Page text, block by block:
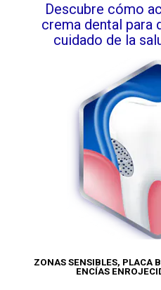
Descubre cómo
crema dental para
cuidado de la
ZONAS SENSIBLES, PLACA
ENCÍAS